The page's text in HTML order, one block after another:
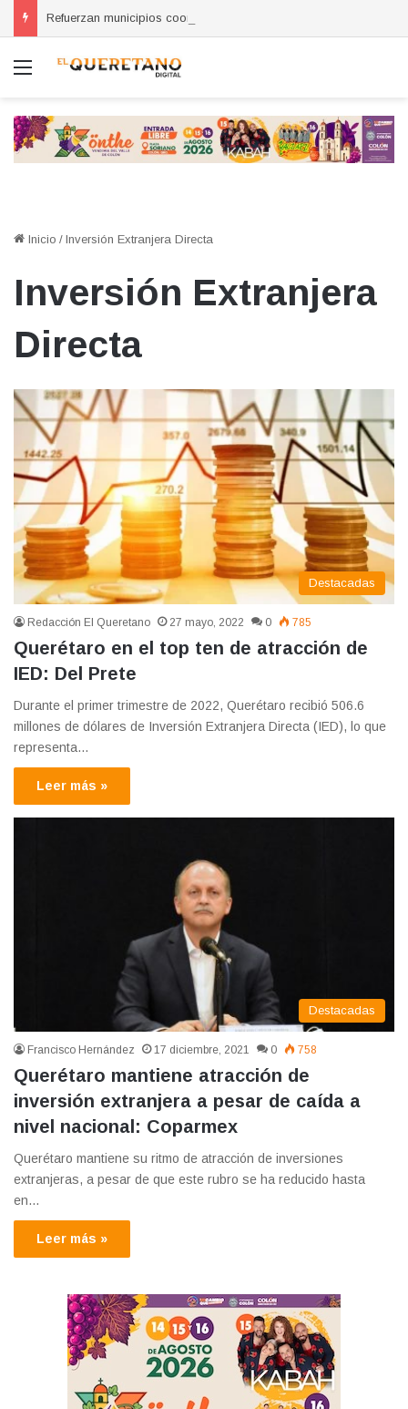
Menú
Inicio / Inversión Extranjera Directa
Inversión Extranjera
Directa
Destacadas
Redacción El Queretano 27 mayo, 2022 0 785
Querétaro en el top ten de atracción de
IED: Del Prete
Durante el primer trimestre de 2022, Querétaro recibió 506.6
millones de dólares de Inversión Extranjera Directa (IED), lo que
representa…
Leer más »
Destacadas
Francisco Hernández 17 diciembre, 2021 0 758
Querétaro mantiene atracción de
inversión extranjera a pesar de caída a
nivel nacional: Coparmex
Querétaro mantiene su ritmo de atracción de inversiones
extranjeras, a pesar de que este rubro se ha reducido hasta
en…
Leer más »